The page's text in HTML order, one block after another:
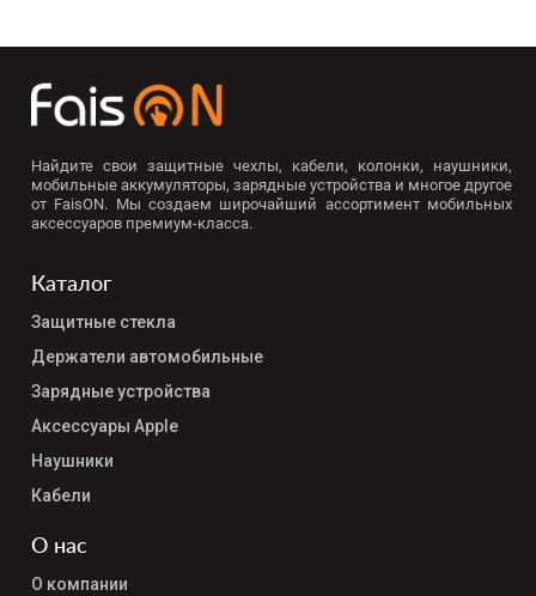
Найдите свои защитные чехлы, кабели, колонки, наушники,
мобильные аккумуляторы, зарядные устройства и многое другое
от FaisON. Мы создаем широчайший ассортимент мобильных
аксессуаров премиум-класса.
Каталог
Защитные стекла
Держатели автомобильные
Зарядные устройства
Аксессуары Apple
Наушники
Кабели
О нас
О компании